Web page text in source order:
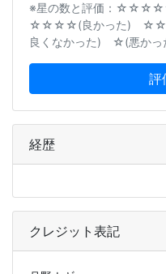
※星の数と評価：
☆☆☆☆(良かった)
良くなかった) ☆(悪かっ
評
経歴
クレジット表記